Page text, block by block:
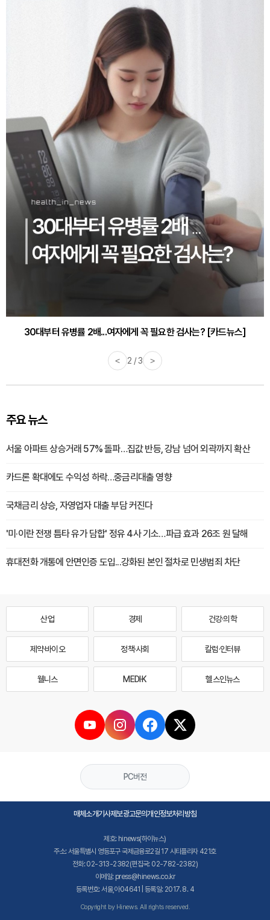
30대부터 유병률 2배...여자에게 꼭 필요한 검사는? [카드뉴스]
< 2 / 3 >
주요 뉴스
서울 아파트 상승거래 57% 돌파…집값 반등, 강남 넘어 외곽까지 확산
카드론 확대에도 수익성 하락…중금리대출 영향
국채금리 상승, 자영업자 대출 부담 커진다
'미·이란 전쟁 틈타 유가 담합' 정유 4사 기소…파급 효과 26조 원 달해
휴대전화 개통에 안면인증 도입...강화된 본인 절차로 민생범죄 차단
산업 경제 건강·의학
제약·바이오 정책·사회 칼럼·인터뷰
웰니스 MEDI·K 헬스인뉴스
PC버전
매체소개기사제보광고문의개인정보처리방침
제호: hinews(하이뉴스)
주소: 서울특별시 영등포구 국제금융로2길 17 시티플라자 421호
전화: 02-313-2382(편집국: 02-782-2382)
이메일: press@hinews.co.kr
등록번호: 서울,아04641 | 등록일: 2017. 8. 4
Copyright by Hinews. All rights reserved.